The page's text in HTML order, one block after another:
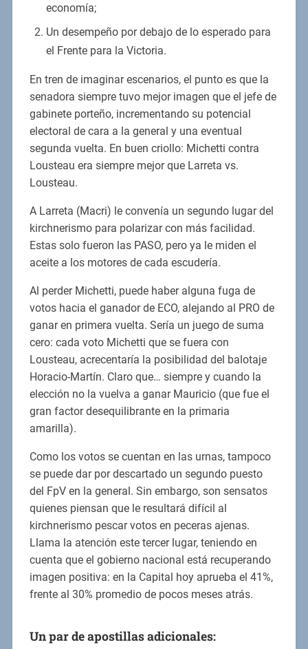
economía;
Un desempeño por debajo de lo esperado para
el Frente para la Victoria.
En tren de imaginar escenarios, el punto es que la
senadora siempre tuvo mejor imagen que el jefe de
gabinete porteño, incrementando su potencial
electoral de cara a la general y una eventual
segunda vuelta. En buen criollo: Michetti contra
Lousteau era siempre mejor que Larreta vs.
Lousteau.
A Larreta (Macri) le convenía un segundo lugar del
kirchnerismo para polarizar con más facilidad.
Estas solo fueron las PASO, pero ya le miden el
aceite a los motores de cada escudería.
Al perder Michetti, puede haber alguna fuga de
votos hacia el ganador de ECO, alejando al PRO de
ganar en primera vuelta. Sería un juego de suma
cero: cada voto Michetti que se fuera con
Lousteau, acrecentaría la posibilidad del balotaje
Horacio-Martín. Claro que… siempre y cuando la
elección no la vuelva a ganar Mauricio (que fue el
gran factor desequilibrante en la primaria
amarilla).
Como los votos se cuentan en las urnas, tampoco
se puede dar por descartado un segundo puesto
del FpV en la general. Sin embargo, son sensatos
quienes piensan que le resultará difícil al
kirchnerismo pescar votos en peceras ajenas.
Llama la atención este tercer lugar, teniendo en
cuenta que el gobierno nacional está recuperando
imagen positiva: en la Capital hoy aprueba el 41%,
frente al 30% promedio de pocos meses atrás.
Un par de apostillas adicionales: